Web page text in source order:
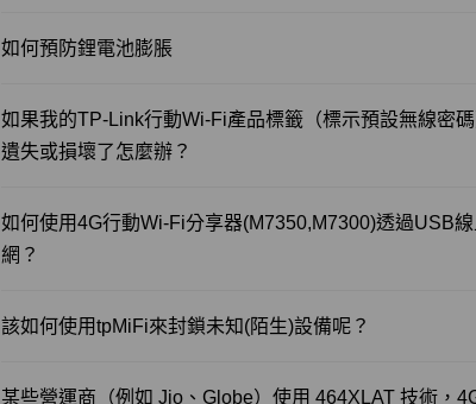
如何預防鋰電池膨脹
如果我的TP-Link行動Wi-Fi產品標籤（標示預設無線密碼
遺失或損壞了怎麼辦？
如何使用4G行動Wi-Fi分享器(M7350,M7300)透過USB線
網？
該如何使用tpMiFi來封鎖未知(陌生)設備呢？
某些營運商（例如 Jio、Globe）使用 464XLAT 技術，